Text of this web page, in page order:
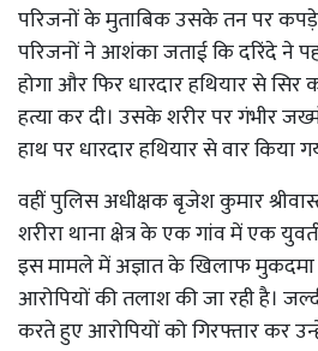
परिजनों के मुताबिक उसके तन पर कपड़े
परिजनों ने आशंका जताई कि दरिंदे ने
होगा और फिर धारदार हथियार से
हत्या कर दी। उसके शरीर पर गंभीर
हाथ पर धारदार हथियार से वार किया
वहीं पुलिस अधीक्षक बृजेश कुमार
शरीरा थाना क्षेत्र के एक गांव में एक
इस मामले में अज्ञात के खिलाफ मुकदमा
आरोपियों की तलाश की जा रही है।
करते हुए आरोपियों को गिरफ्तार कर